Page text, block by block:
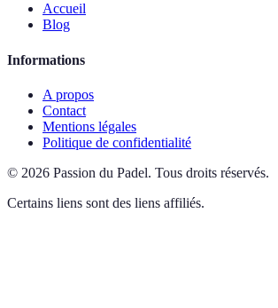
Accueil
Blog
Informations
A propos
Contact
Mentions légales
Politique de confidentialité
© 2026 Passion du Padel. Tous droits réservés.
Certains liens sont des liens affiliés.